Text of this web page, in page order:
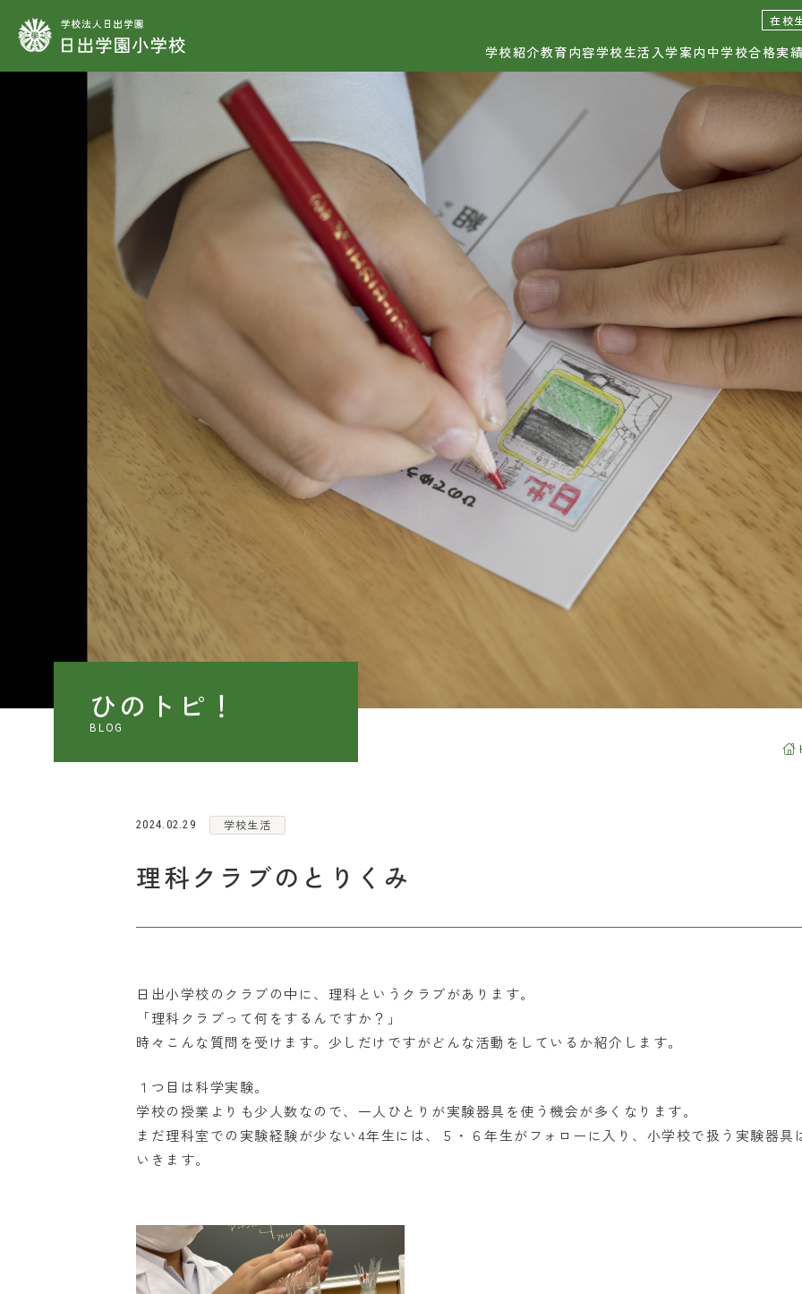
在校
学校紹介教育内容学校生活 入学案内 中学校合格実績
教育理念・学校長挨拶
学校の取り組み
施設紹介
制服紹介
教育の特長
教育課程
教科概要
時間割
学校生活
年間行事
小学校の1日
カウンセラー・相談室
入学案内
入試情報
個別案内お申込み
各種諸費用
転編入学案内
日和かっぱペーパークラフト
アフタースクールについて
お知
ひのト
各種
よく
お問い
資料請
在校
採用情
この
個人
ひのトピ！
BLOG
2024.02.29 学校生活
理科クラブのとりくみ
日出小学校のクラブの中に、理科というクラブがあります。
「理科クラブって何をするんですか？」
時々こんな質問を受けます。少しだけですがどんな活動をしているか紹介します。
１つ目は科学実験。
学校の授業よりも少人数なので、一人ひとりが実験器具を使う機会が多くなります。
まだ理科室での実験経験が少ない4年生には、５・６年生がフォローに入り、小学校で扱う実験器具
いきます。